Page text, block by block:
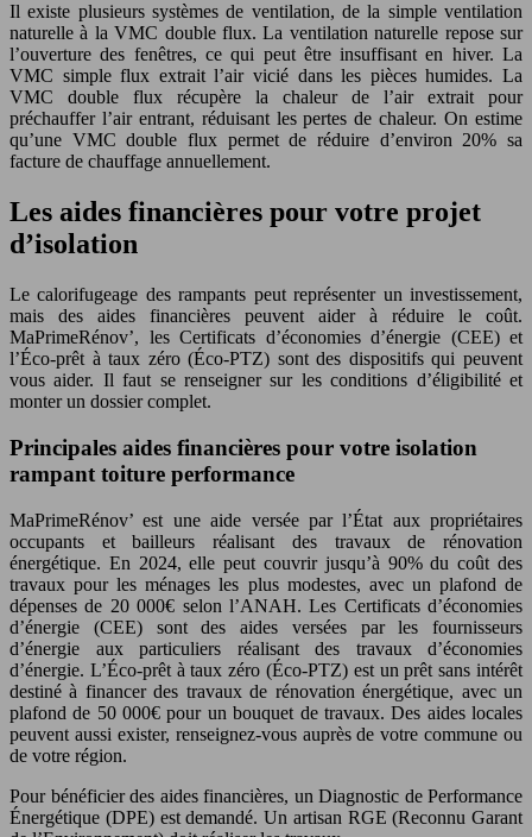
Il existe plusieurs systèmes de ventilation, de la simple ventilation
naturelle à la VMC double flux. La ventilation naturelle repose sur
l’ouverture des fenêtres, ce qui peut être insuffisant en hiver. La
VMC simple flux extrait l’air vicié dans les pièces humides. La
VMC double flux récupère la chaleur de l’air extrait pour
préchauffer l’air entrant, réduisant les pertes de chaleur. On estime
qu’une VMC double flux permet de réduire d’environ 20% sa
facture de chauffage annuellement.
Les aides financières pour votre projet
d’isolation
Le calorifugeage des rampants peut représenter un investissement,
mais des aides financières peuvent aider à réduire le coût.
MaPrimeRénov’, les Certificats d’économies d’énergie (CEE) et
l’Éco-prêt à taux zéro (Éco-PTZ) sont des dispositifs qui peuvent
vous aider. Il faut se renseigner sur les conditions d’éligibilité et
monter un dossier complet.
Principales aides financières pour votre isolation
rampant toiture performance
MaPrimeRénov’ est une aide versée par l’État aux propriétaires
occupants et bailleurs réalisant des travaux de rénovation
énergétique. En 2024, elle peut couvrir jusqu’à 90% du coût des
travaux pour les ménages les plus modestes, avec un plafond de
dépenses de 20 000€ selon l’ANAH. Les Certificats d’économies
d’énergie (CEE) sont des aides versées par les fournisseurs
d’énergie aux particuliers réalisant des travaux d’économies
d’énergie. L’Éco-prêt à taux zéro (Éco-PTZ) est un prêt sans intérêt
destiné à financer des travaux de rénovation énergétique, avec un
plafond de 50 000€ pour un bouquet de travaux. Des aides locales
peuvent aussi exister, renseignez-vous auprès de votre commune ou
de votre région.
Pour bénéficier des aides financières, un Diagnostic de Performance
Énergétique (DPE) est demandé. Un artisan RGE (Reconnu Garant